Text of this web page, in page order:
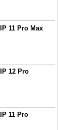
11 Pro Max
12 Pro
11 Pro